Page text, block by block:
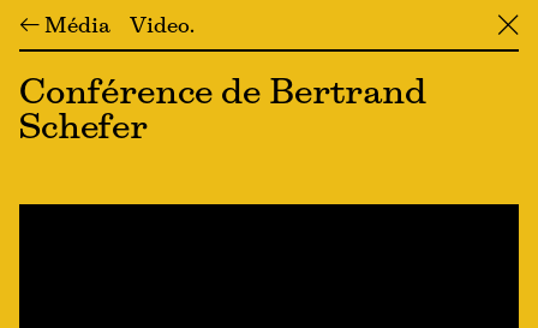
← Média Video ╳
Conférence de Bertrand
Schefer